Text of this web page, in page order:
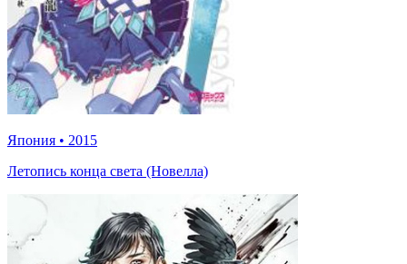
Япония • 2015
Летопись конца света (Новелла)